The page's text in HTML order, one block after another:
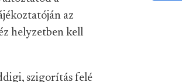
az
helyzetben kell
szigorítás felé